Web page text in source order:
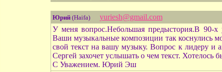
Юрий(Haifa)
yuriesh@gmail.com
У меня вопрос.Небольшая предыстория.В 90-
Ваши музыкальные композиции так коснулись
свой текст на вашу музыку. Вопрос к лидеру и
Сергей захочет услышать о чем текст. Хотелось
С Уважением. Юрий Эш